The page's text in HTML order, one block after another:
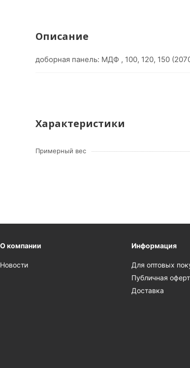
Описание
доборная панель: МДФ , 100, 120, 150
Характеристики
Примерный вес
О компании
Новости
Информация
Для оптовых
Публичная
Доставка